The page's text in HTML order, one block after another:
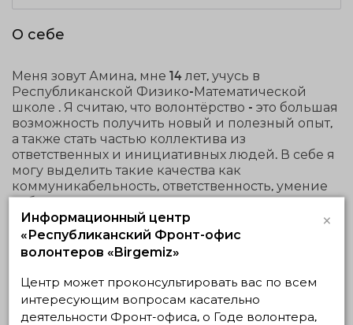
О себе
Меня зовут Амина, мне 14 лет, учусь в
Республиканской Физико-Математической
школе . Я считаю, что волонтёрство - это большая
возможность получить новый и полезный опыт,
а также стать частью коллектива из
ответственных и инициативных людей. В себе я
могу выделить такие качества как
коммуникабельность, ответственность, умение
работать в команде , энергичность и
трудолюбие.
Реализуемые Планируемые Завершенные
Информационный центр
«Республиканский Фронт-офис
волонтеров «Birgemiz»
×
Центр может проконсультировать вас по всем
интересующим вопросам касательно
деятельности Фронт-офиса, о Годе волонтера,